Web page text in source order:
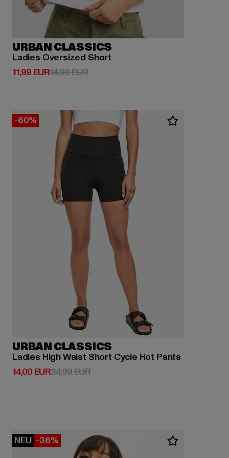
URBAN CLASSICS
Ladies Oversized Short
11,99 EUR
Derzeitiger Preis: 11,99 EUR
14,99 EURAktionspreis: 14,99 EUR
-60%
URBAN CLASSICS
Ladies High Waist Short Cycle Hot Pants
14,00 EUR
Derzeitiger Preis: 14,00 EUR
34,99 EURAktionspreis: 34,99 EUR
NEU -36%